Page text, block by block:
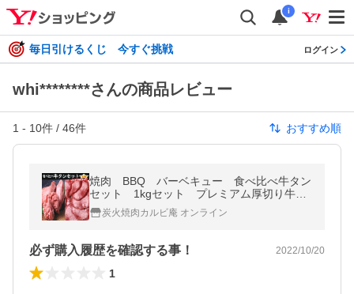
i
毎日引けるくじ 今すぐ挑戦 ログイン
whi********さんの商品レビュー
1 - 10件 / 46件 おすすめ順
焼肉 BBQ バーベキュー 食べ比べ牛タン
セット 1kgセット プレミアム厚切り牛タ
ン250g×2 霜降り牛タン250g×2
炭火焼肉カルビ庵 オンライン
必ず購入履歴を確認する事！ 2022/10/20
1